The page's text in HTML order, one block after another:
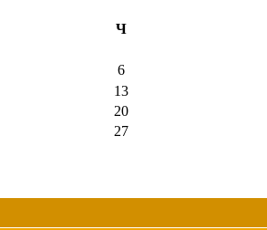
Ч
6
13
20
27